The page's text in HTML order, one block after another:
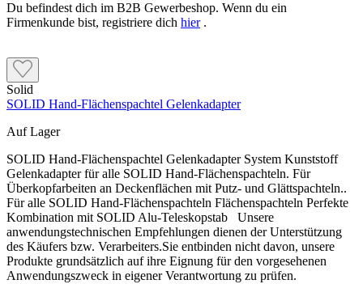
Du befindest dich im B2B Gewerbeshop. Wenn du ein
Firmenkunde bist, registriere dich hier.
Solid
SOLID Hand-Flächenspachtel Gelenkadapter
Auf Lager
SOLID Hand-Flächenspachtel Gelenkadapter System Kunststoff
Gelenkadapter für alle SOLID Hand-Flächenspachteln. Für
Überkopfarbeiten an Deckenflächen mit Putz- und Glättspachteln..
Für alle SOLID Hand-Flächenspachteln Flächenspachteln Perfekte
Kombination mit SOLID Alu-Teleskopstab Unsere
anwendungstechnischen Empfehlungen dienen der Unterstützung
des Käufers bzw. Verarbeiters.Sie entbinden nicht davon, unsere
Produkte grundsätzlich auf ihre Eignung für den vorgesehenen
Anwendungszweck in eigener Verantwortung zu prüfen.